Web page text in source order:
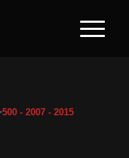
500 - 2007 - 2015